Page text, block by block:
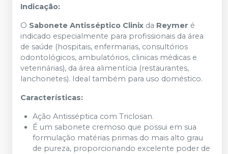
Indicação:
O Sabonete Antisséptico Clinix da Reymer é
indicado especialmente para profissionais da área
de saúde (hospitais, enfermarias, consultórios
odontológicos, ambulatórios, clinicas médicas e
veterinárias), da área alimentícia (restaurantes,
lanchonetes). Ideal também para uso doméstico.
Características:
Ação Antisséptica com Triclosan.
É um sabonete cremoso que possui em sua
formulação matérias primas do mais alto grau
de pureza, proporcionando excelente poder de